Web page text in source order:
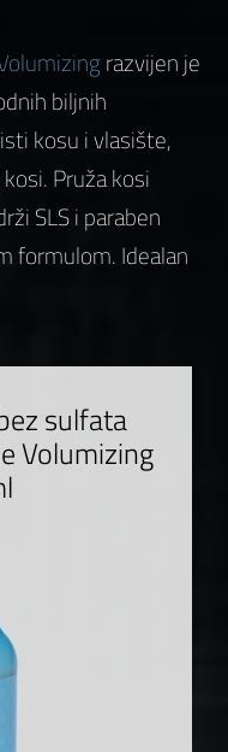
razvijen je
biljnih
kosu i vlasište,
Pruža kosi
SLS i paraben
formulom. Idealan
sulfata
Volumizing